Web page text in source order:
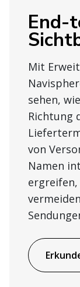
End-
Mit
sehen,
Richtung
von
Namen